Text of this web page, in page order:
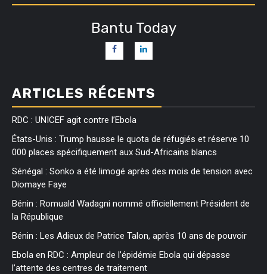
Bantu Today
ARTICLES RÉCENTS
RDC : UNICEF agit contre l’Ebola
États-Unis : Trump hausse le quota de réfugiés et réserve 10
000 places spécifiquement aux Sud-Africains blancs
Sénégal : Sonko a été limogé après des mois de tension avec
Diomaye Faye
Bénin : Romuald Wadagni nommé officiellement Président de
la République
Bénin : Les Adieux de Patrice Talon, après 10 ans de pouvoir
Ebola en RDC : Ampleur de l’épidémie Ebola qui dépasse
l’attente des centres de traitement